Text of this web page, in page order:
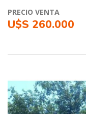
PRECIO VENTA
U$S 260.000